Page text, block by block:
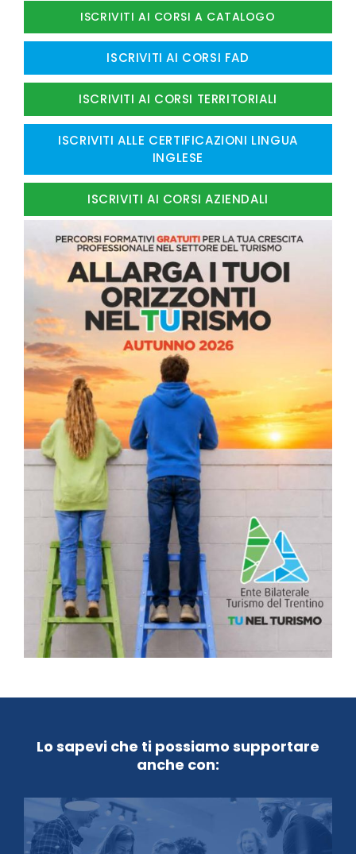
ISCRIVITI AI CORSI A CATALOGO
ISCRIVITI AI CORSI FAD
ISCRIVITI AI CORSI TERRITORIALI
ISCRIVITI ALLE CERTIFICAZIONI LINGUA
INGLESE
ISCRIVITI AI CORSI AZIENDALI
Lo sapevi che ti possiamo supportare
anche con: